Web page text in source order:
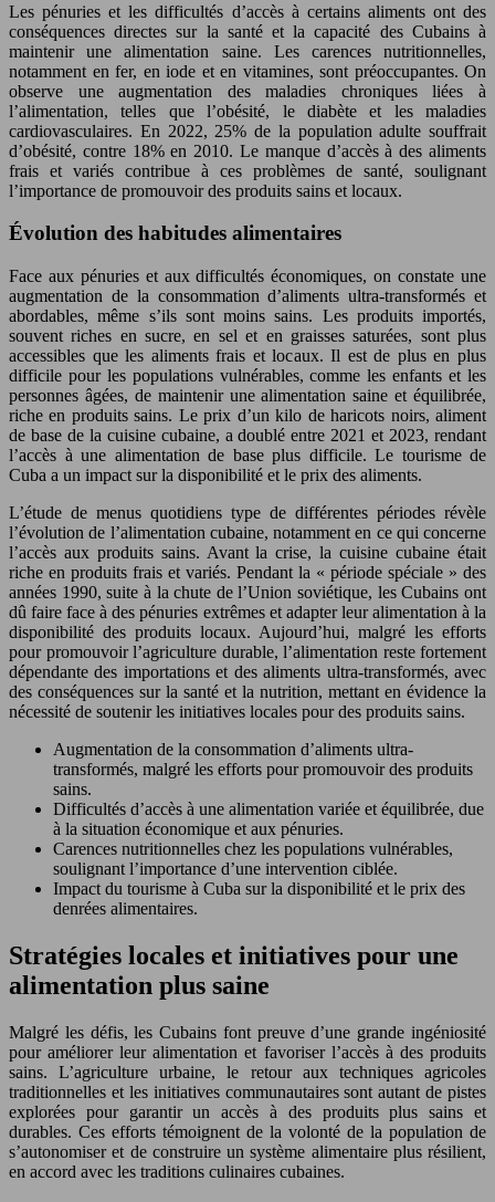
Les pénuries et les difficultés d’accès à certains aliments ont des
conséquences directes sur la santé et la capacité des Cubains à
maintenir une alimentation saine. Les carences nutritionnelles,
notamment en fer, en iode et en vitamines, sont préoccupantes. On
observe une augmentation des maladies chroniques liées à
l’alimentation, telles que l’obésité, le diabète et les maladies
cardiovasculaires. En 2022, 25% de la population adulte souffrait
d’obésité, contre 18% en 2010. Le manque d’accès à des aliments
frais et variés contribue à ces problèmes de santé, soulignant
l’importance de promouvoir des produits sains et locaux.
Évolution des habitudes alimentaires
Face aux pénuries et aux difficultés économiques, on constate une
augmentation de la consommation d’aliments ultra-transformés et
abordables, même s’ils sont moins sains. Les produits importés,
souvent riches en sucre, en sel et en graisses saturées, sont plus
accessibles que les aliments frais et locaux. Il est de plus en plus
difficile pour les populations vulnérables, comme les enfants et les
personnes âgées, de maintenir une alimentation saine et équilibrée,
riche en produits sains. Le prix d’un kilo de haricots noirs, aliment
de base de la cuisine cubaine, a doublé entre 2021 et 2023, rendant
l’accès à une alimentation de base plus difficile. Le tourisme de
Cuba a un impact sur la disponibilité et le prix des aliments.
L’étude de menus quotidiens type de différentes périodes révèle
l’évolution de l’alimentation cubaine, notamment en ce qui concerne
l’accès aux produits sains. Avant la crise, la cuisine cubaine était
riche en produits frais et variés. Pendant la « période spéciale » des
années 1990, suite à la chute de l’Union soviétique, les Cubains ont
dû faire face à des pénuries extrêmes et adapter leur alimentation à la
disponibilité des produits locaux. Aujourd’hui, malgré les efforts
pour promouvoir l’agriculture durable, l’alimentation reste fortement
dépendante des importations et des aliments ultra-transformés, avec
des conséquences sur la santé et la nutrition, mettant en évidence la
nécessité de soutenir les initiatives locales pour des produits sains.
Augmentation de la consommation d’aliments ultra-
transformés, malgré les efforts pour promouvoir des produits
sains.
Difficultés d’accès à une alimentation variée et équilibrée, due
à la situation économique et aux pénuries.
Carences nutritionnelles chez les populations vulnérables,
soulignant l’importance d’une intervention ciblée.
Impact du tourisme à Cuba sur la disponibilité et le prix des
denrées alimentaires.
Stratégies locales et initiatives pour une
alimentation plus saine
Malgré les défis, les Cubains font preuve d’une grande ingéniosité
pour améliorer leur alimentation et favoriser l’accès à des produits
sains. L’agriculture urbaine, le retour aux techniques agricoles
traditionnelles et les initiatives communautaires sont autant de pistes
explorées pour garantir un accès à des produits plus sains et
durables. Ces efforts témoignent de la volonté de la population de
s’autonomiser et de construire un système alimentaire plus résilient,
en accord avec les traditions culinaires cubaines.